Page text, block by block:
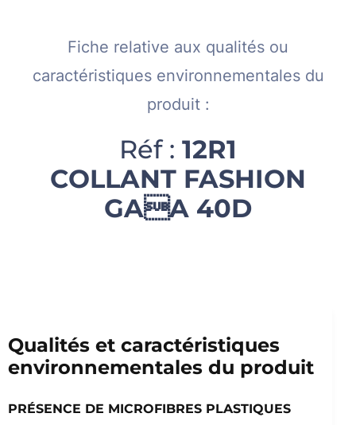
Fiche relative aux qualités ou
caractéristiques environnementales du
produit :​
Réf : 12R1
COLLANT FASHION
GAA 40D
Qualités et caractéristiques
environnementales du produit
PRÉSENCE DE MICROFIBRES PLASTIQUES